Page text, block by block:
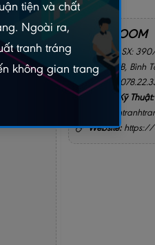
SHOWROOM
Địa chỉ: SX:
Hưng Hòa B, Bình
Hotline:
Hotline Kỹ Thuật:
Website:https://
tiện và chất
Ngoài ra,
tranh tráng
không gian trang